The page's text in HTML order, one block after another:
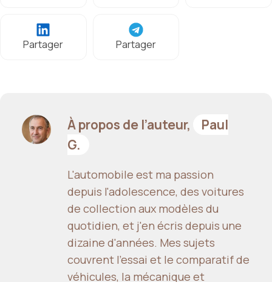
Partager Partager
À propos de l’auteur,
Paul
G.
L'automobile est ma passion
depuis l'adolescence, des voitures
de collection aux modèles du
quotidien, et j'en écris depuis une
dizaine d'années. Mes sujets
couvrent l'essai et le comparatif de
véhicules, la mécanique et